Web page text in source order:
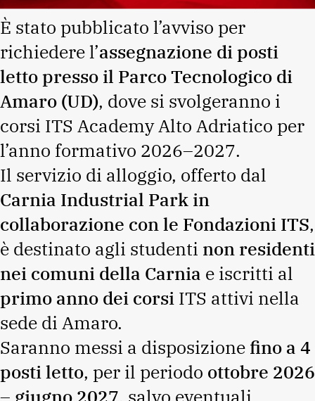
È stato pubblicato l’avviso per
richiedere l’assegnazione di posti
letto presso il Parco Tecnologico di
Amaro (UD), dove si svolgeranno i
corsi ITS Academy Alto Adriatico per
l’anno formativo 2026–2027.
Il servizio di alloggio, offerto dal
Carnia Industrial Park in
collaborazione con le Fondazioni ITS,
è destinato agli studenti non residenti
nei comuni della Carnia e iscritti al
primo anno dei corsi ITS attivi nella
sede di Amaro.
Saranno messi a disposizione fino a 4
posti letto, per il periodo ottobre 2026